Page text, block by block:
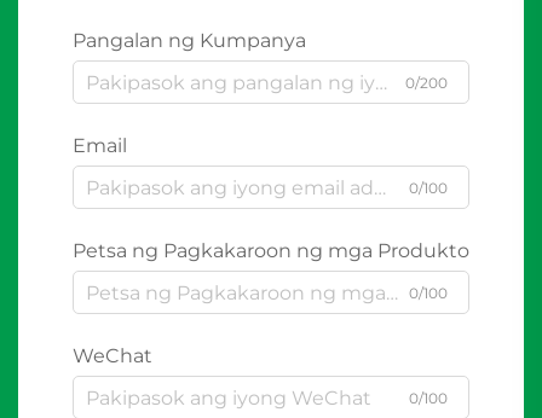
Pangalan ng Kumpanya
0/200
Email
0/100
Petsa ng Pagkakaroon ng mga Produkto
0/100
WeChat
0/100